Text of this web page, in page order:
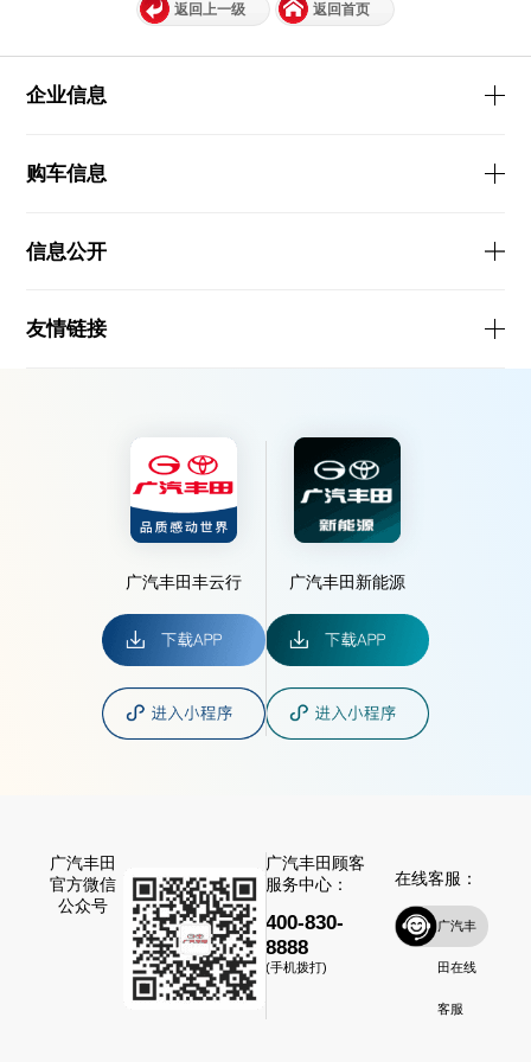
返回上一级 返回首页
企业信息
购车信息
信息公开
友情链接
广汽丰田丰云行 广汽丰田新能源
广汽丰田
官方微信
公众号
广汽丰田顾客
服务中心：
400-830-
8888
(手机拨打)
在线客服：
广汽丰
田在线
客服